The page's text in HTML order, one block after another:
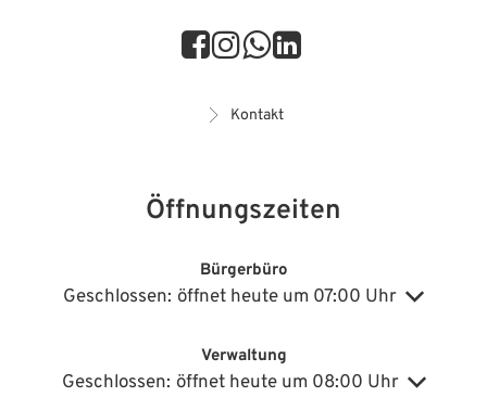
Kontakt
Öffnungszeiten
Bürgerbüro
Klicken, um weitere Öffnungs- oder Schließzeiten auszublenden
Geschlossen: öffnet heute um 07:00 Uhr
Verwaltung
Klicken, um weitere Öffnungs- oder Schließzeiten auszublenden
Geschlossen: öffnet heute um 08:00 Uhr